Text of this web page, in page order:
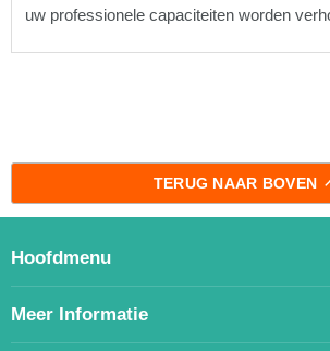
uw professionele capaciteiten worden
TERUG NAAR BOVEN
Hoofdmenu
Meer Informatie